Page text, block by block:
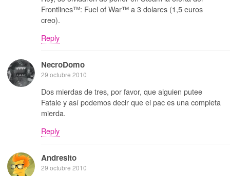
Frontlines™: Fuel of War™ a 3 dolares (1,5 euros
creo).
Reply
NecroDomo
29 octubre 2010
Dos mierdas de tres, por favor, que alguien putee
Fatale y así podemos decir que el pac es una completa
mierda.
Reply
Andresito
29 octubre 2010